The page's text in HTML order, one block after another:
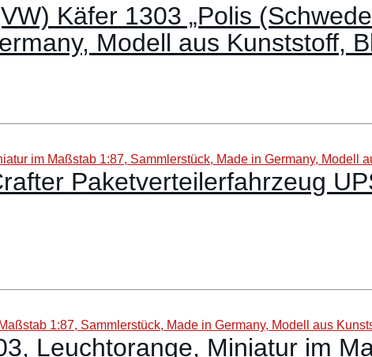
Käfer 1303 „Polis
Modell aus Kunststoff,
Paketverteilerfahrzeug
Leuchtorange, Miniatur im